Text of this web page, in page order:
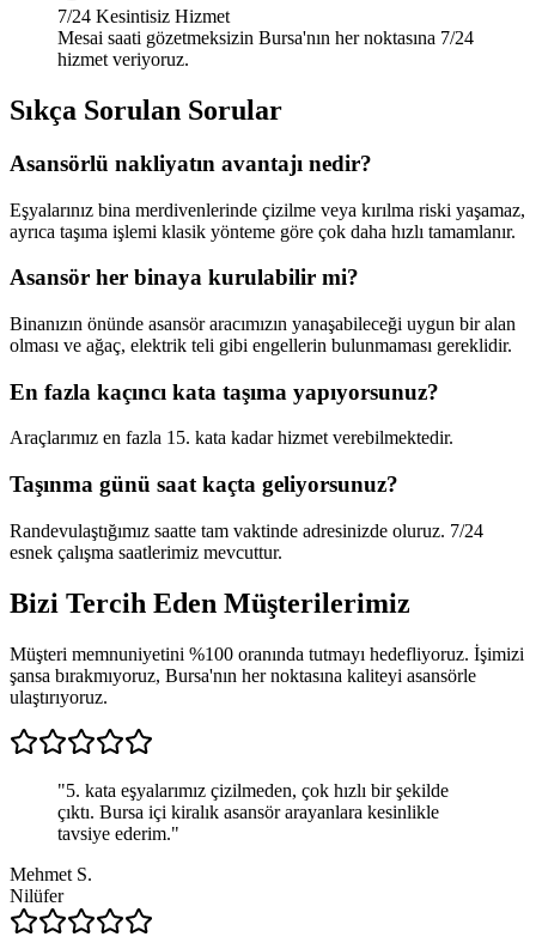
7/24 Kesintisiz Hizmet
Mesai saati gözetmeksizin Bursa'nın her noktasına 7/24
hizmet veriyoruz.
Sıkça Sorulan Sorular
Asansörlü nakliyatın avantajı nedir?
Eşyalarınız bina merdivenlerinde çizilme veya kırılma riski yaşamaz,
ayrıca taşıma işlemi klasik yönteme göre çok daha hızlı tamamlanır.
Asansör her binaya kurulabilir mi?
Binanızın önünde asansör aracımızın yanaşabileceği uygun bir alan
olması ve ağaç, elektrik teli gibi engellerin bulunmaması gereklidir.
En fazla kaçıncı kata taşıma yapıyorsunuz?
Araçlarımız en fazla 15. kata kadar hizmet verebilmektedir.
Taşınma günü saat kaçta geliyorsunuz?
Randevulaştığımız saatte tam vaktinde adresinizde oluruz. 7/24
esnek çalışma saatlerimiz mevcuttur.
Bizi Tercih Eden Müşterilerimiz
Müşteri memnuniyetini %100 oranında tutmayı hedefliyoruz. İşimizi
şansa bırakmıyoruz, Bursa'nın her noktasına kaliteyi asansörle
ulaştırıyoruz.
"5. kata eşyalarımız çizilmeden, çok hızlı bir şekilde
çıktı. Bursa içi kiralık asansör arayanlara kesinlikle
tavsiye ederim."
Mehmet S.
Nilüfer